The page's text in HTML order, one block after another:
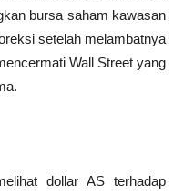
bursa saham kawasan
setelah melambatnya
Wall Street yang
dollar AS terhadap